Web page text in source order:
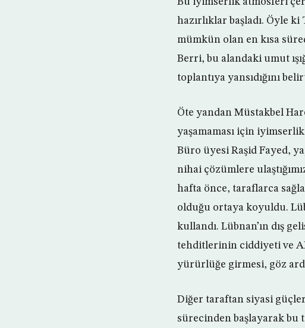
hazırlıklar başladı. Öyle
mümkün olan en kısa
Berri, bu alandaki umut
toplantıya yansıdığını
Öte yandan Müstakbel
yaşamaması için
Büro üyesi Raşid Fayed,
nihai çözümlere
hafta önce, taraflarca
olduğu ortaya koyuldu.
kullandı. Lübnan’ın dış
tehditlerinin ciddiyeti ve
yürürlüğe girmesi, göz
Diğer taraftan siyasi
sürecinden başlayarak bu